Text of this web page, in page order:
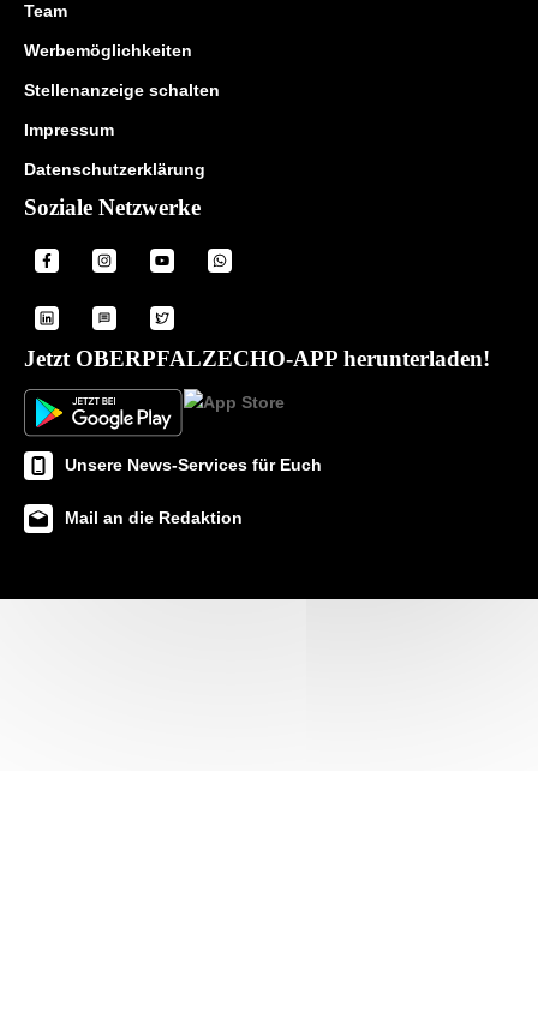
Team
Werbemöglichkeiten
Stellenanzeige schalten
Impressum
Datenschutzerklärung
Soziale Netzwerke
Jetzt OBERPFALZECHO-APP herunterladen!
Unsere News-Services für Euch
Mail an die Redaktion